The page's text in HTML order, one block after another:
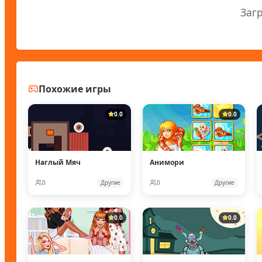
Похожие игры
0.0
Наглый Мяч
0 Другие
0.0
Анимори
0 Другие
0.0 0.0